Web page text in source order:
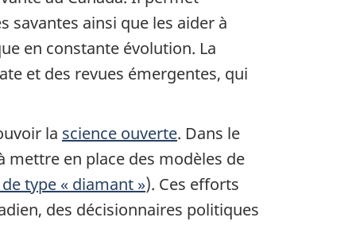
ainsi que les aider à
en constante évolution. La
et des revues émergentes, qui
la science ouverte. Dans le
mettre en place des modèles de
type « diamant »). Ces efforts
des décisionnaires politiques